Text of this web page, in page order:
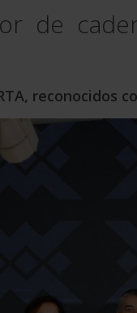
de
reconocidos